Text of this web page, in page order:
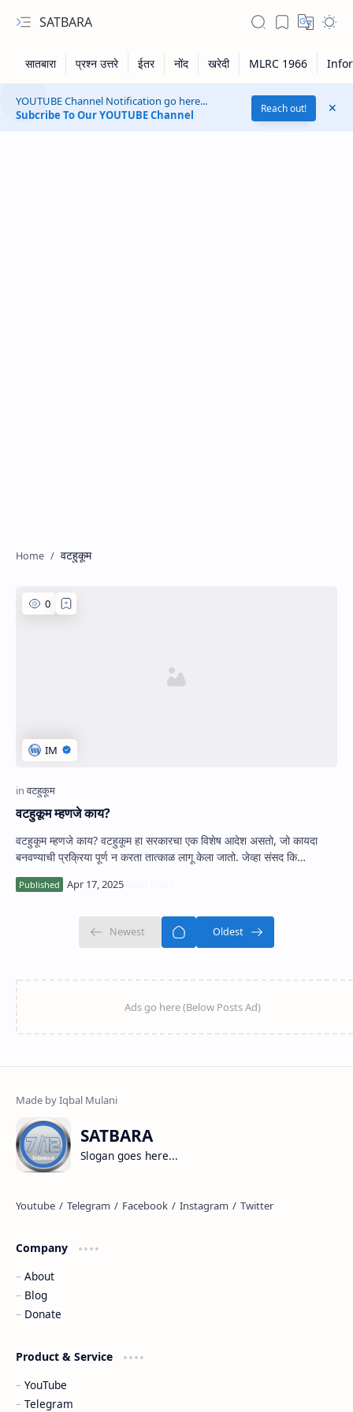
SATBARA
YOUTUBE Channel Notification go here...
Subcribe To Our YOUTUBE Channel
Reach out!
वटहुकूम
वटहुकूम म्हणजे काय?
वटहुकूम म्हणजे काय? वटहुकूम हा सरकारचा एक विशेष आदेश असतो, जो कायदा
बनवण्याची प्रक्रिया पूर्ण न करता तात्काळ लागू केला जातो. जेव्हा संसद कि…
SATBARA
Slogan goes here...
Company
About
Blog
Donate
Product & Service
YouTube
Telegram